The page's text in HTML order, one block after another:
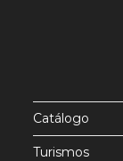
Catálogo
Turismos